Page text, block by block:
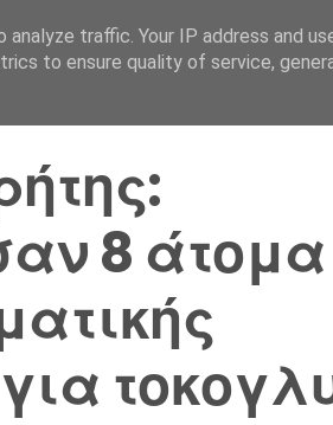
Αρχική Σελίδα Ελλάδα
8 άτομα
traffic. Your IP address and
to ensure quality of service,